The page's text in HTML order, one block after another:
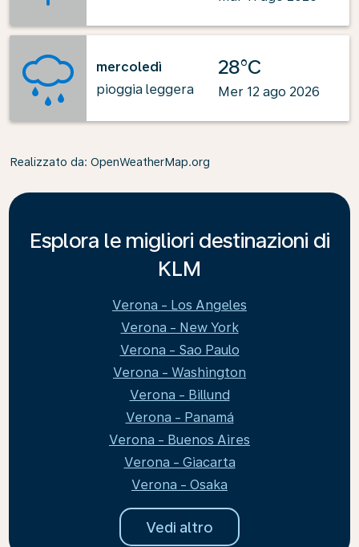
mercoledì
pioggia leggera
28°C
Mer 12 ago 2026
Realizzato da: OpenWeatherMap.org
Esplora le migliori destinazioni di
KLM
Verona - Los Angeles
Verona - New York
Verona - Sao Paulo
Verona - Washington
Verona - Billund
Verona - Panamá
Verona - Buenos Aires
Verona - Giacarta
Verona - Osaka
Vedi altro